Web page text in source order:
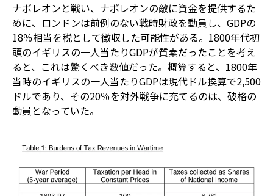
ナポレオンと戦い、ナポレオンの敵に資金を提供するた
めに、ロンドンは前例のない戦時財政を動員し、GDPの
18％相当を税として徴収した可能性がある。1800年代初
頭のイギリスの一人当たりGDPが質素だったことを考え
ると、これは驚くべき数値だった。概算すると、1800年
当時のイギリスの一人当たりGDPは現代ドル換算で2,500
ドルであり、その20％を対外戦争に充てるのは、破格の
動員となっていた。